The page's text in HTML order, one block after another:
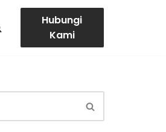
Hubungi
Kami